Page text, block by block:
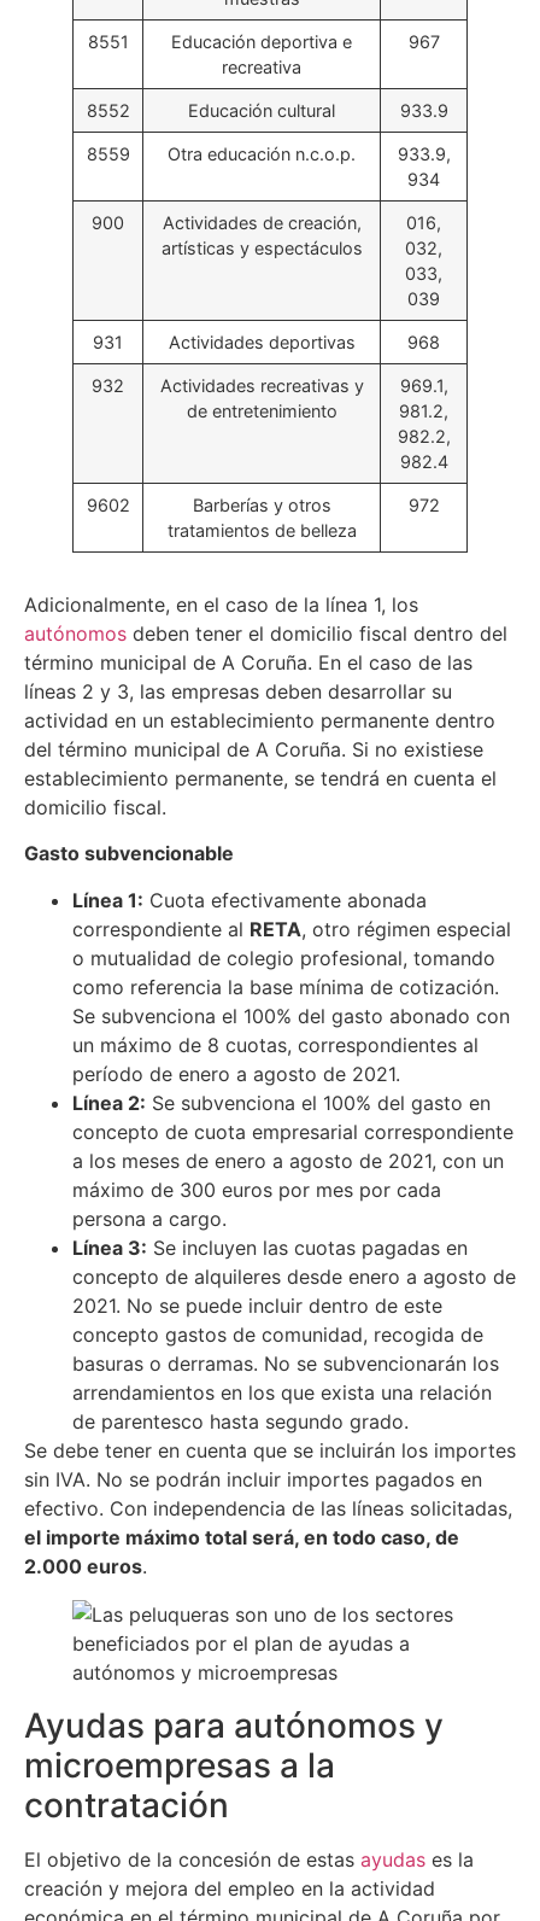
8551
Educación deportiva e
recreativa
967
8552 Educación cultural 933.9
8559 Otra educación n.c.o.p.
933.9,
934
900
Actividades de creación,
artísticas y espectáculos
016,
032,
033,
039
931 Actividades deportivas 968
932
Actividades recreativas y
de entretenimiento
969.1,
981.2,
982.2,
982.4
9602
Barberías y otros
tratamientos de belleza
972
Adicionalmente, en el caso de la línea 1, los
autónomos deben tener el domicilio fiscal dentro del
término municipal de A Coruña. En el caso de las
líneas 2 y 3, las empresas deben desarrollar su
actividad en un establecimiento permanente dentro
del término municipal de A Coruña. Si no existiese
establecimiento permanente, se tendrá en cuenta el
domicilio fiscal.
Gasto subvencionable
Línea 1: Cuota efectivamente abonada
correspondiente al RETA, otro régimen especial
o mutualidad de colegio profesional, tomando
como referencia la base mínima de cotización.
Se subvenciona el 100% del gasto abonado con
un máximo de 8 cuotas, correspondientes al
período de enero a agosto de 2021.
Línea 2: Se subvenciona el 100% del gasto en
concepto de cuota empresarial correspondiente
a los meses de enero a agosto de 2021, con un
máximo de 300 euros por mes por cada
persona a cargo.
Línea 3: Se incluyen las cuotas pagadas en
concepto de alquileres desde enero a agosto de
2021. No se puede incluir dentro de este
concepto gastos de comunidad, recogida de
basuras o derramas. No se subvencionarán los
arrendamientos en los que exista una relación
de parentesco hasta segundo grado.
Se debe tener en cuenta que se incluirán los importes
sin IVA. No se podrán incluir importes pagados en
efectivo. Con independencia de las líneas solicitadas,
el importe máximo total será, en todo caso, de
2.000 euros.
Ayudas para autónomos y
microempresas a la
contratación
El objetivo de la concesión de estas ayudas es la
creación y mejora del empleo en la actividad